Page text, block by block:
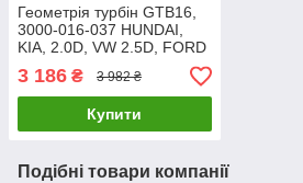
Геометрія турбін GTB16,
3000-016-037 HUNDAI,
KIA, 2.0D, VW 2.5D, FORD
1.8D, 757886-0003,
757886-0004
3 186 ₴ 3 982 ₴
Купити
Подібні товари компанії